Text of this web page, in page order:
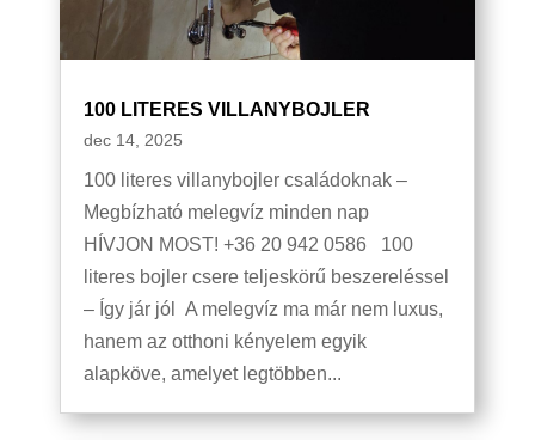
100 LITERES VILLANYBOJLER
dec 14, 2025
100 literes villanybojler családoknak –
Megbízható melegvíz minden nap
HÍVJON MOST! +36 20 942 0586 100
literes bojler csere teljeskörű beszereléssel
– Így jár jól A melegvíz ma már nem luxus,
hanem az otthoni kényelem egyik
alapköve, amelyet legtöbben...